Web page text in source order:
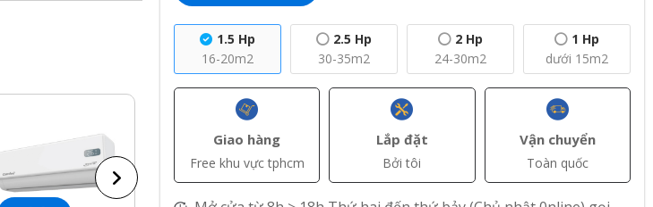
1.5 Hp
16-20m2
2.5 Hp
30-35m2
2 Hp
24-30m2
1 Hp
dưới 15m2
Giao hàng
Free khu vực tphcm
Lắp đặt
Bởi tôi
Vận chuyển
Toàn quốc